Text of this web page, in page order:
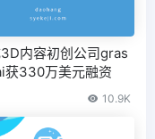
内容初创公司gras
获330万美元融资
10.9K